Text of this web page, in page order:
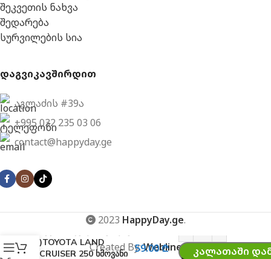
შეკვეთის ნახვა
შედარება
სურვილების სია
დაგვიკავშირდით
აგლაძის #39ა
+995 032 235 03 06
contact@happyday.ge
2023 HappyDay.ge.
Created By:Webline
)TOYOTA LAND
CRUISER 250 ხმოვანი
59.00₾ ᲙᲐᲚᲐᲗᲐᲨᲘ